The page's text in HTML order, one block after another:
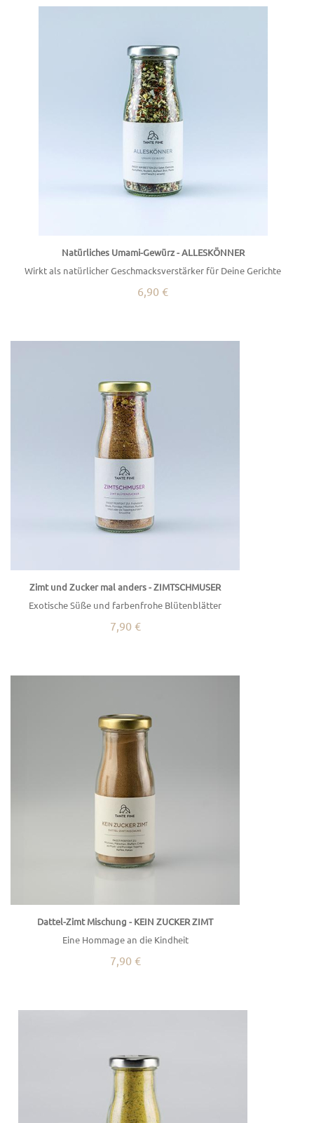
Natürliches Umami-Gewürz - ALLESKÖNNER
Wirkt als natürlicher Geschmacksverstärker für Deine Gerichte
6,90 €
Zimt und Zucker mal anders - ZIMTSCHMUSER
Exotische Süße und farbenfrohe Blütenblätter
7,90 €
Dattel-Zimt Mischung - KEIN ZUCKER ZIMT
Eine Hommage an die Kindheit
7,90 €